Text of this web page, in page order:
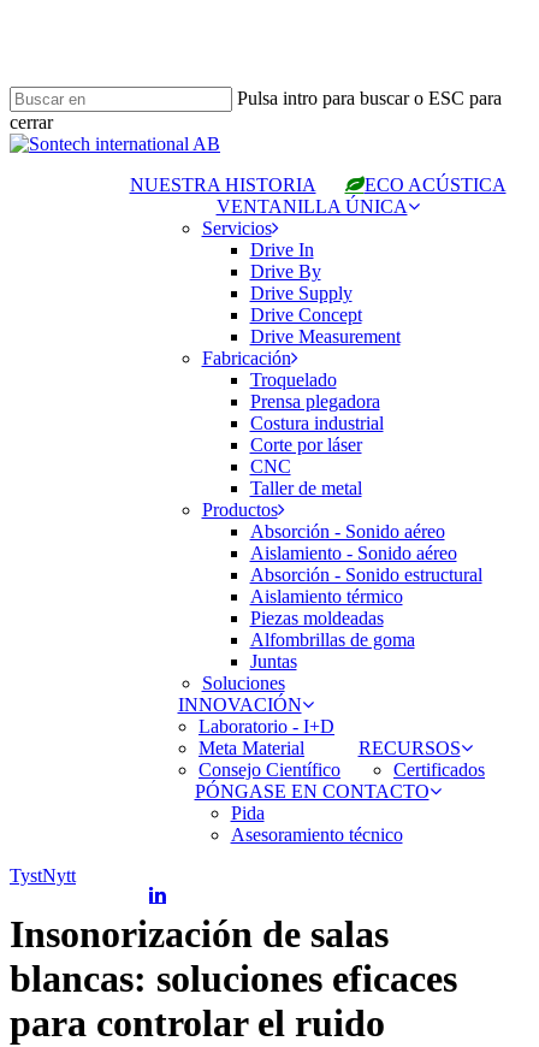
principal
Pulsa intro para buscar o ESC para
cerrar
Cerrar
NUESTRA HISTORIA
ECO ACÚSTICA
VENTANILLA ÚNICA
Servicios
Drive In
Drive By
Drive Supply
Drive Concept
Drive Measurement
Fabricación
Troquelado
Prensa plegadora
Costura industrial
Corte por láser
CNC
Taller de metal
Productos
Absorción - Sonido aéreo
Aislamiento - Sonido aéreo
Absorción - Sonido estructural
Aislamiento térmico
Piezas moldeadas
Alfombrillas de goma
Juntas
Soluciones
INNOVACIÓN
Laboratorio - I+D
Meta Material
Consejo Científico
RECURSOS
Certificados
PÓNGASE EN CONTACTO
Pida
Asesoramiento técnico
LINKEDIN
TystNytt
Insonorización de salas
blancas: soluciones eficaces
para controlar el ruido